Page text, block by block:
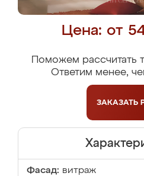
Цена: от
Поможем рассчитать
Ответим менее,
ЗАКАЗАТЬ
Фасад: витраж